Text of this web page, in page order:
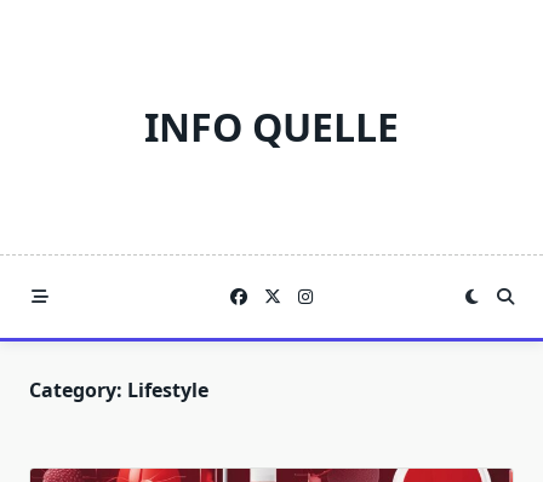
INFO QUELLE
Category: Lifestyle